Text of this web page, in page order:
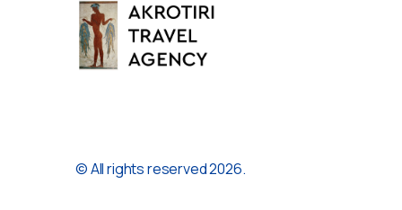
© All rights reserved 2026.